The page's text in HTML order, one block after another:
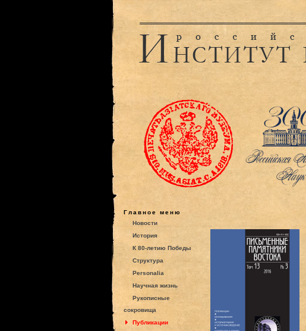
Главное меню
Новости
История
К 80-летию Победы
Структура
Personalia
Научная жизнь
Рукописные
сокровища
Публикации